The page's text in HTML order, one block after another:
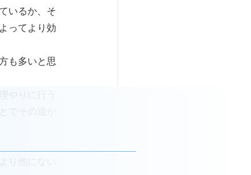
いるか、そ
ってより効
も多いと思
やりに行う
でその道が
り他にない